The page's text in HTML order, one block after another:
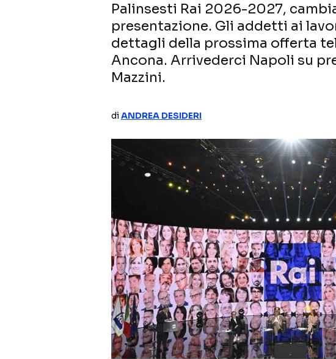
Palinsesti Rai 2026-2027,
presentazione. Gli addetti ai
dettagli della prossima offerta
Ancona. Arrivederci Napoli su
Mazzini.
diANDREA DESIDERI